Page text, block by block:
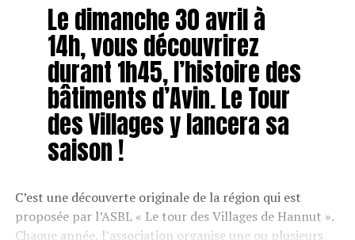
Le dimanche 30 avril à
14h, vous découvrirez
durant 1h45, l’histoire des
bâtiments d’Avin. Le Tour
des Villages y lancera sa
saison !
C’est une découverte originale de la région qui est
proposée par l’ASBL « Le tour des Villages de Hannut ».
Chaque année, l’association organise une ou plusieurs